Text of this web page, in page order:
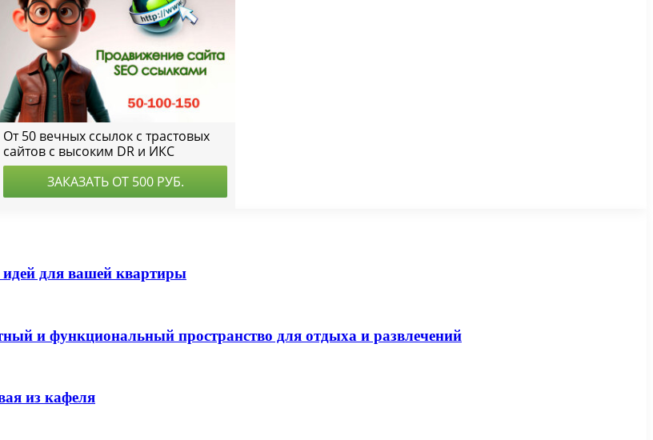
для вашей квартиры
и функциональный пространство для отдыха и развлечений
из кафеля